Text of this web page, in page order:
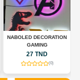
NABOLED DECORATION
GAMING
27 TND
(0)